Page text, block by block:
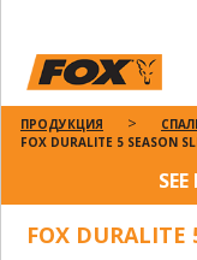
ПРОДУКЦИЯ
FOX DURALITE 5 SEASON
FOX DURALITE